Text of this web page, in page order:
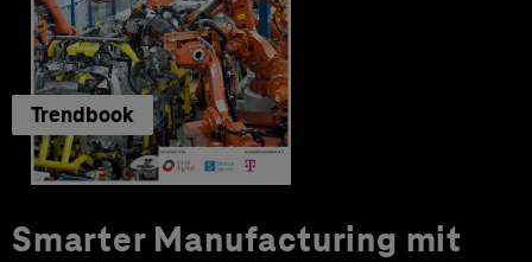
Trendbook
Smarter Manufacturing mit